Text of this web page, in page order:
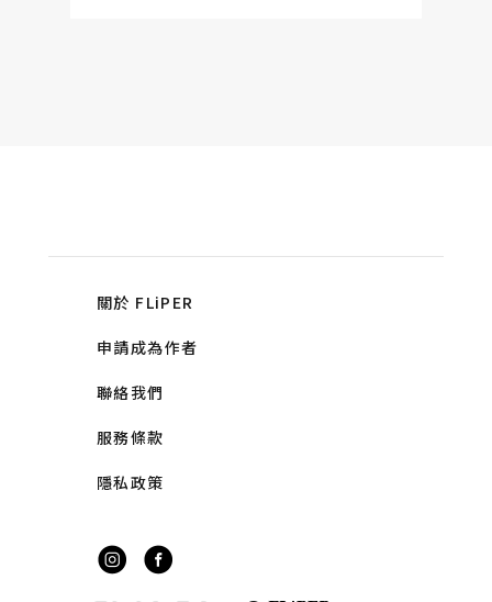
關於 FLiPER
申請成為作者
聯絡我們
服務條款
隱私政策